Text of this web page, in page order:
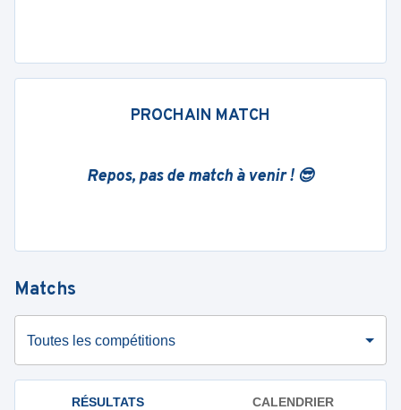
PROCHAIN MATCH
Repos, pas de match à venir ! 😎
Matchs
Toutes les compétitions
RÉSULTATS CALENDRIER